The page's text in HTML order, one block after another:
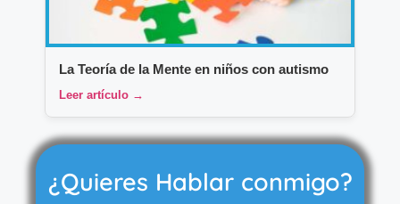
La Teoría de la Mente en niños con autismo
Leer artículo →
¿Quieres Hablar conmigo?